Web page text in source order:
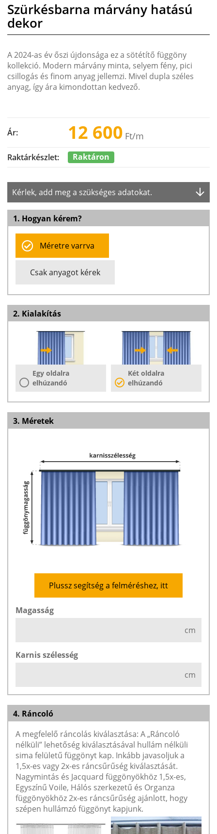
Szürkésbarna márvány hatású
dekor
A 2024-as év őszi újdonsága ez a sötétítő függöny
kollekció. Modern márvány minta, selyem fény, pici
csillogás és finom anyag jellemzi. Mivel dupla széles
anyag, így ára kimondottan kedvező.
Ár: 12 600 Ft/m
Raktárkészlet: Raktáron
Kérlek, add meg a szükséges adatokat.
1. Hogyan kérem?
Méretre varrva
Csak anyagot kérek
2. Kialakítás
Egy oldalra
elhúzandó
Két oldalra
elhúzandó
3. Méretek
Plussz segítség a felméréshez, itt
Magasság
cm
Karnis szélesség
cm
4. Ráncoló
A megfelelő ráncolás kiválasztása: A „Ráncoló
nélküli” lehetőség kiválasztásával hullám nélküli
sima felületű függönyt kap. Inkább javasoljuk a
1,5x-es vagy 2x-es ráncsűrűség kiválasztását.
Nagymintás és Jacquard függönyökhöz 1,5x-es,
Egyszínű Voile, Hálós szerkezetű és Organza
függönyökhöz 2x-es ráncsűrűség ajánlott, hogy
szépen hullámzó függönyt kapjunk.